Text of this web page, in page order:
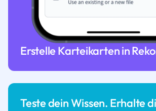
Erstelle Karteikarten in
Teste dein Wissen. Erhalte